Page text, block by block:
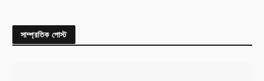
সাম্প্রতিক পোস্ট